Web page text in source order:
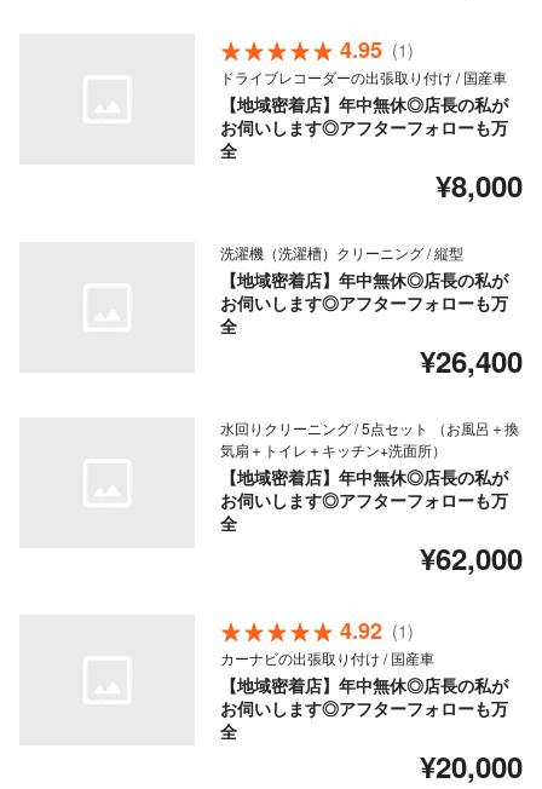
4.95 (1)
ドライブレコーダーの出張取り付け / 国産車
【地域密着店】年中無休◎店長の私が
お伺いします◎アフターフォローも万
全
¥8,000
洗濯機（洗濯槽）クリーニング / 縦型
【地域密着店】年中無休◎店長の私が
お伺いします◎アフターフォローも万
全
¥26,400
水回りクリーニング / 5点セット （お風呂＋換
気扇＋トイレ＋キッチン+洗面所）
【地域密着店】年中無休◎店長の私が
お伺いします◎アフターフォローも万
全
¥62,000
4.92 (1)
カーナビの出張取り付け / 国産車
【地域密着店】年中無休◎店長の私が
お伺いします◎アフターフォローも万
全
¥20,000